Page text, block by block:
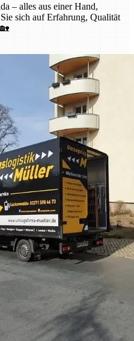
– alles aus einer Hand,
sich auf Erfahrung, Qualität